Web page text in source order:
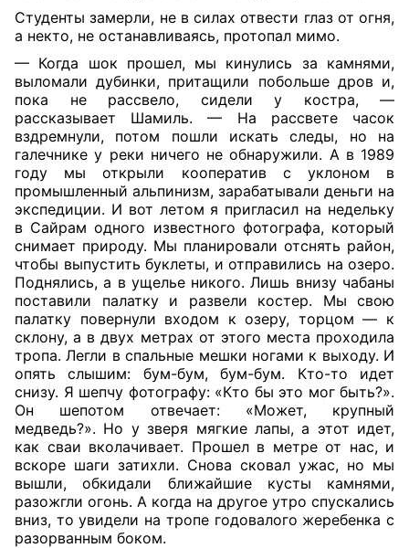
Cтуденты замерли, не в силах отвести глаз от огня,
а некто, не останавливаясь, протопал мимо.
— Когда шок прошел, мы кинулись за камнями,
выломали дубинки, притащили побольше дров и,
пока не рассвело, сидели у костра, —
рассказывает Шамиль. — На рассвете часок
вздремнули, потом пошли искать следы, но на
галечнике у реки ничего не обнаружили. А в 1989
году мы открыли кооператив с уклоном в
промышленный альпинизм, зарабатывали деньги на
экспедиции. И вот летом я пригласил на недельку
в Сайрам одного известного фотографа, который
снимает природу. Мы планировали отснять район,
чтобы выпустить буклеты, и отправились на озеро.
Поднялись, а в ущелье никого. Лишь внизу чабаны
поставили палатку и развели костер. Мы свою
палатку повернули входом к озеру, торцом — к
склону, а в двух метрах от этого места проходила
тропа. Легли в спальные мешки ногами к выходу. И
опять слышим: бум-бум, бум-бум. Кто-то идет
снизу. Я шепчу фотографу: «Кто бы это мог быть?».
Он шепотом отвечает: «Может, крупный
медведь?». Но у зверя мягкие лапы, а этот идет,
как сваи вколачивает. Прошел в метре от нас, и
вскоре шаги затихли. Снова сковал ужас, но мы
вышли, обкидали ближайшие кусты камнями,
разожгли огонь. А когда на другое утро спускались
вниз, то увидели на тропе годовалого жеребенка с
разорванным боком.